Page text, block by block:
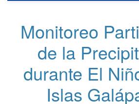
Monitoreo
de la
durante El
Islas